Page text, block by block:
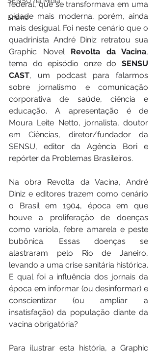
Ensino
federal, que se transformava em uma
cidade mais moderna, porém, ainda
mais desigual. Foi neste cenário que o
quadrinista André Diniz retratou sua
Graphic Novel Revolta da Vacina,
tema do episódio onze do SENSU
CAST, um podcast para falarmos
sobre jornalismo e comunicação
corporativa de saúde, ciência e
educação. A apresentação é de
Moura Leite Netto, jornalista, doutor
em Ciências, diretor/fundador da
SENSU, editor da Agência Bori e
repórter da Problemas Brasileiros.
Na obra Revolta da Vacina, André
Diniz e editores trazem como cenário
o Brasil em 1904, época em que
houve a proliferação de doenças
como varíola, febre amarela e peste
bubônica. Essas doenças se
alastraram pelo Rio de Janeiro,
levando a uma crise sanitária histórica.
E qual foi a influência dos jornais da
época em informar (ou desinformar) e
conscientizar (ou ampliar a
insatisfação) da população diante da
vacina obrigatória?
Para ilustrar esta história, a Graphic